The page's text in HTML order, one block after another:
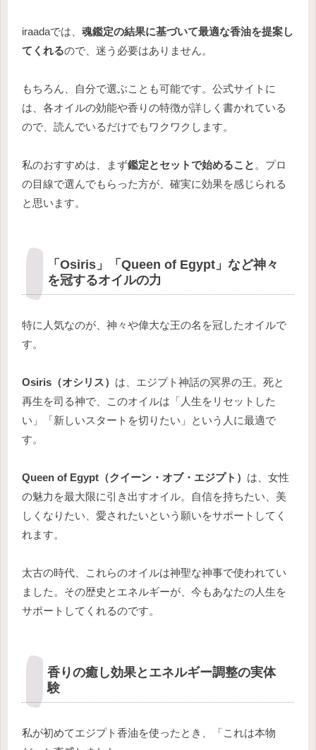
iraadaでは、 魂鑑定の結果に基づいて最適な香油を提案し
てくれるので、迷う必要はありません。
もちろん、自分で選ぶことも可能です。公式サイトに
は、各オイルの効能や香りの特徴が詳しく書かれている
ので、読んでいるだけでもワクワクします。
私のおすすめは、まず鑑定とセットで始めること 。プロ
の目線で選んでもらった方が、確実に効果を感じられる
と思います。
「Osiris」「Queen of Egypt」など神々
を冠するオイルの力
特に人気なのが、神々や偉大な王の名を冠したオイルで
す。
Osiris（オシリス） は、エジプト神話の冥界の王。死と
再生を司る神で、このオイルは「人生をリセットした
い」「新しいスタートを切りたい」という人に最適で
す。
Queen of Egypt（クイーン・オブ・エジプト） は、女性
の魅力を最大限に引き出すオイル。自信を持ちたい、美
しくなりたい、愛されたいという願いをサポートしてく
れます。
太古の時代、これらのオイルは神聖な神事で使われてい
ました。その歴史とエネルギーが、今もあなたの人生を
サポートしてくれるのです。
香りの癒し効果とエネルギー調整の実体
験
私が初めてエジプト香油を使ったとき、「これは本物